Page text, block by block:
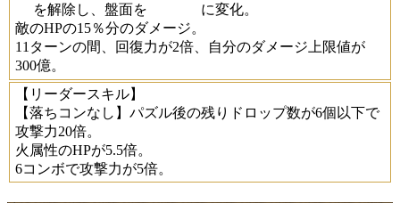
を解除し、盤面を
に変化。
敵のHPの15％分のダメージ。
11ターンの間、回復力が2倍、自分のダメージ上限値が
300億。
【リーダースキル】
【落ちコンなし】パズル後の残りドロップ数が6個以下で
攻撃力20倍。
火属性のHPが5.5倍。
6コンボで攻撃力が5倍。